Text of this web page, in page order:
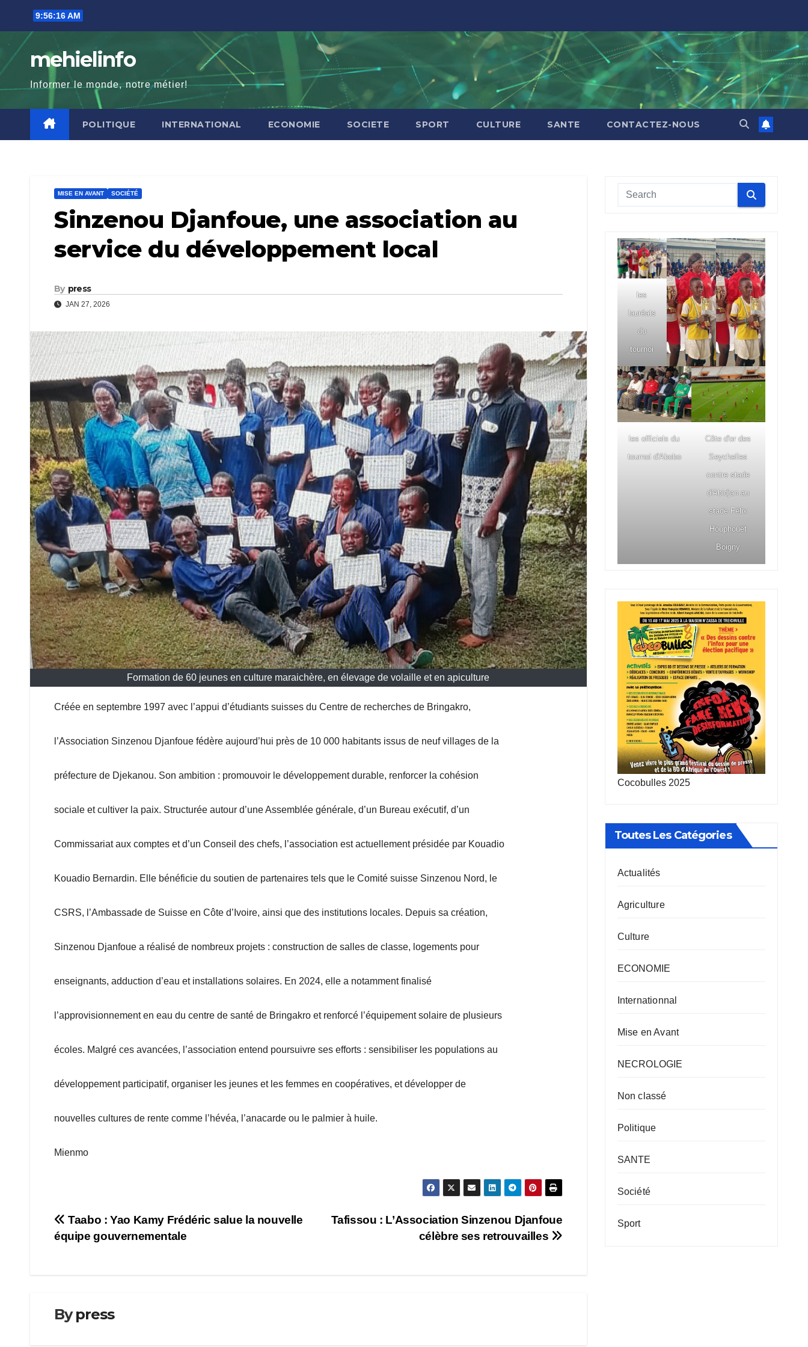
content
9:56:17 AM
mehielinfo
Informer le monde, notre métier!
POLITIQUE INTERNATIONAL ECONOMIE SOCIETE SPORT CULTURE SANTE CONTACTEZ-NOUS
MISE EN AVANT SOCIÉTÉ
Sinzenou Djanfoue, une association au
service du développement local
By press
JAN 27, 2026
Formation de 60 jeunes en culture maraichère, en élevage de volaille et en apiculture
Créée en septembre 1997 avec l’appui d’étudiants suisses du Centre de recherches de Bringakro,
l’Association Sinzenou Djanfoue fédère aujourd’hui près de 10 000 habitants issus de neuf villages de la
préfecture de Djekanou. Son ambition : promouvoir le développement durable, renforcer la cohésion
sociale et cultiver la paix. Structurée autour d’une Assemblée générale, d’un Bureau exécutif, d’un
Commissariat aux comptes et d’un Conseil des chefs, l’association est actuellement présidée par Kouadio
Kouadio Bernardin. Elle bénéficie du soutien de partenaires tels que le Comité suisse Sinzenou Nord, le
CSRS, l’Ambassade de Suisse en Côte d’Ivoire, ainsi que des institutions locales. Depuis sa création,
Sinzenou Djanfoue a réalisé de nombreux projets : construction de salles de classe, logements pour
enseignants, adduction d’eau et installations solaires. En 2024, elle a notamment finalisé
l’approvisionnement en eau du centre de santé de Bringakro et renforcé l’équipement solaire de plusieurs
écoles. Malgré ces avancées, l’association entend poursuivre ses efforts : sensibiliser les populations au
développement participatif, organiser les jeunes et les femmes en coopératives, et développer de
nouvelles cultures de rente comme l’hévéa, l’anacarde ou le palmier à huile.
Mienmo
Navigation
de
Tafissou : L’Association Sinzenou Djanfoue
célèbre ses retrouvailles
Taabo : Yao Kamy Frédéric salue la nouvelle
équipe gouvernementale
Bypress
les
lauréats
du
tournoi
les officiels du
tournoi d'Abobo
Côte d'or des
Seychelles
contre stade
d'Abidjan au
stade Félix
Houphouët
Boigny
Cocobulles 2025
Toutes Les Catégories
Actualités
Agriculture
Culture
ECONOMIE
Internationnal
Mise en Avant
NECROLOGIE
Non classé
Politique
SANTE
Société
Sport